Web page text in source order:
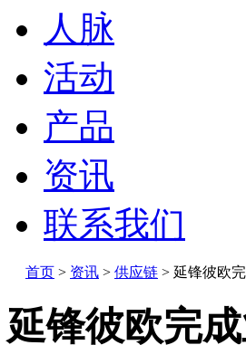
人脉
活动
产品
资讯
联系我们
首页 > 资讯 > 供应链 > 延锋彼欧
延锋彼欧完